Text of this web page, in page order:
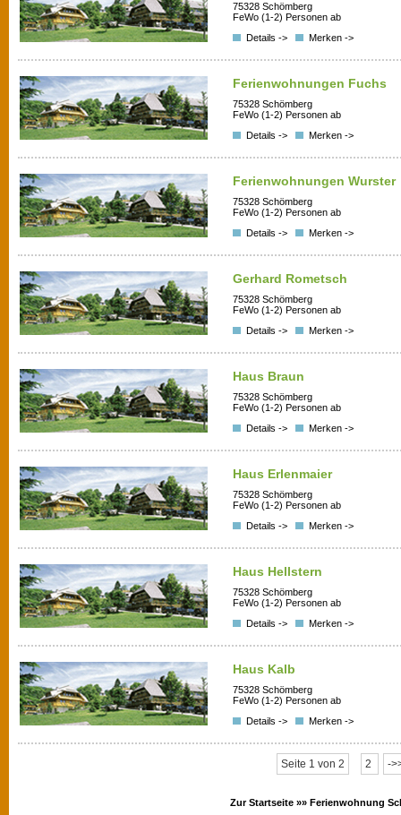
75328 Schömberg
FeWo (1-2) Personen ab
Details ->
Merken ->
Ferienwohnungen Fuchs
75328 Schömberg
FeWo (1-2) Personen ab
Details ->
Merken ->
Ferienwohnungen Wurster
75328 Schömberg
FeWo (1-2) Personen ab
Details ->
Merken ->
Gerhard Rometsch
75328 Schömberg
FeWo (1-2) Personen ab
Details ->
Merken ->
Haus Braun
75328 Schömberg
FeWo (1-2) Personen ab
Details ->
Merken ->
Haus Erlenmaier
75328 Schömberg
FeWo (1-2) Personen ab
Details ->
Merken ->
Haus Hellstern
75328 Schömberg
FeWo (1-2) Personen ab
Details ->
Merken ->
Haus Kalb
75328 Schömberg
FeWo (1-2) Personen ab
Details ->
Merken ->
Seite 1 von 2 2 -
Zur Startseite »» Ferienwohnung